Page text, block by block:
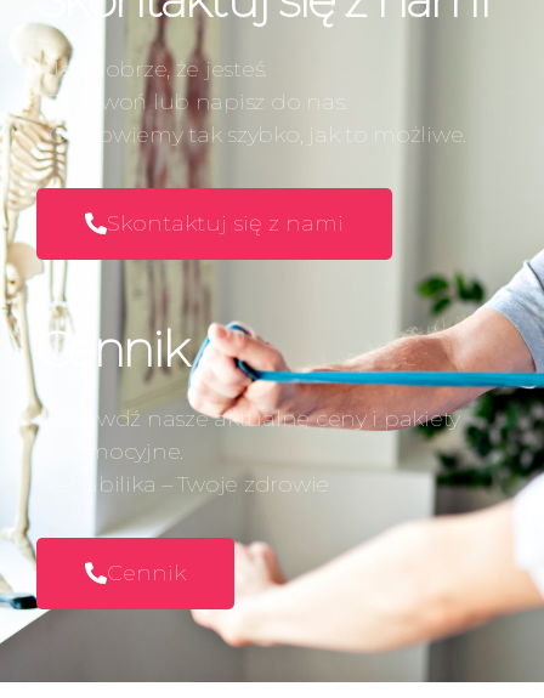
Jak dobrze, że jesteś.
Zadzwoń lub napisz do nas.
Odpowiemy tak szybko, jak to możliwe.
Skontaktuj się z nami
Cennik
Sprawdź nasze aktualne ceny i pakiety
promocyjne.
rehabilika – Twoje zdrowie
Cennik